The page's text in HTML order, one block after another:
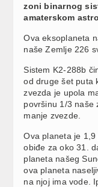
zoni binarnog
amaterskom
Ova eksoplaneta
naše Zemlje 226
Sistem K2-288b
od druge šet puta
zvezda je upola
površinu 1/3 naše
manje zvezde.
Ova planeta je
obiđe za oko 31.
planeta našeg
ova planeta
na njoj ima vode.